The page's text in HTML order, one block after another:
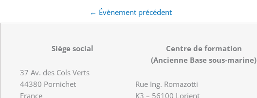
← Évènement précédent
Siège social
37 Av. des Cols Verts
44380 Pornichet
France
Centre de formation
(Ancienne Base sous-marine)
Rue Ing. Romazotti
K3 – 56100 Lorient